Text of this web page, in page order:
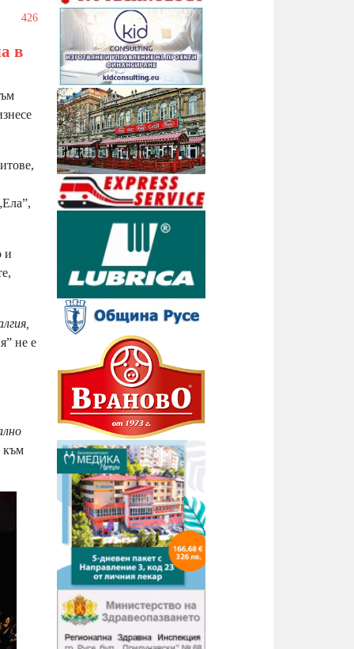
426
в
и
не е
към